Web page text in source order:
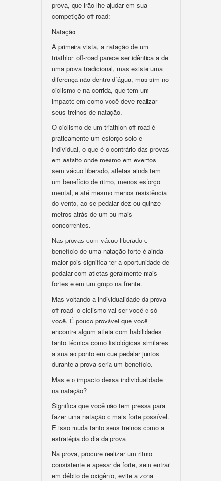
prova, que irão lhe ajudar em sua
competição off-road:
Natação
A primeira vista, a natação de um
triathlon off-road parece ser idêntica a de
uma prova tradicional, mas existe uma
diferença não dentro d´água, mas sim no
ciclismo e na corrida, que tem um
impacto em como você deve realizar
seus treinos de natação.
O ciclismo de um triathlon off-road é
praticamente um esforço solo e
individual, o que é o contrário das provas
em asfalto onde mesmo em eventos
sem vácuo liberado, atletas ainda tem
um benefício de ritmo, menos esforço
mental, e até mesmo menos resistência
do vento, ao se pedalar dez ou quinze
metros atrás de um ou mais
concorrentes.
Nas provas com vácuo liberado o
benefício de uma natação forte é ainda
maior pois significa ter a oportunidade de
pedalar com atletas geralmente mais
fortes e em um grupo na frente.
Mas voltando a individualidade da prova
off-road, o ciclismo vai ser você e só
você. É pouco provável que você
encontre algum atleta com habilidades
tanto técnica como fisiológicas similares
a sua ao ponto em que pedalar juntos
durante a prova seria um benefício.
Mas e o impacto dessa individualidade
na natação?
Significa que você não tem pressa para
fazer uma natação o mais forte possível.
E isso muda tanto seus treinos como a
estratégia do dia da prova
Na prova, procure realizar um ritmo
consistente e apesar de forte, sem entrar
em débito de oxigênio, evite a zona